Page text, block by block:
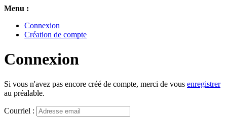
Menu :
Connexion
Création de compte
Connexion
Si vous n'avez pas encore créé de compte, merci de vous enregistrer
au préalable.
Courriel :